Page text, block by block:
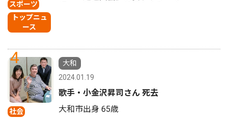
スポーツ
トップニュ
ース
4
社会
大和
2024.01.19
歌手・小金沢昇司さん 死去
大和市出身 65歳